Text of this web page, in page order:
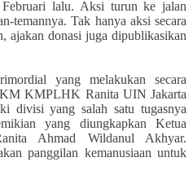
lalu. Aksi turun ke jalan
temannya. Tak hanya aksi secara
ajakan donasi juga dipublikasikan
yang melakukan secara
KMPLHK Ranita UIN Jakarta
divisi yang salah satu tugasnya
yang diungkapkan Ketua
Ahmad Wildanul Akhyar.
panggilan kemanusiaan untuk